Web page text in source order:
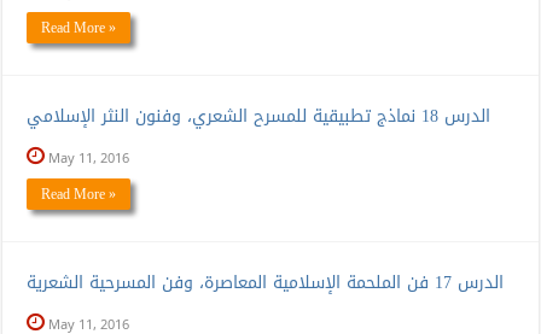
Read More »
الدرس 18 نماذج تطبيقية للمسرح الشعري، وفنون النثر الإسلامي
May 11, 2016
Read More »
الدرس 17 فن الملحمة الإسلامية المعاصرة، وفن المسرحية الشعرية
May 11, 2016